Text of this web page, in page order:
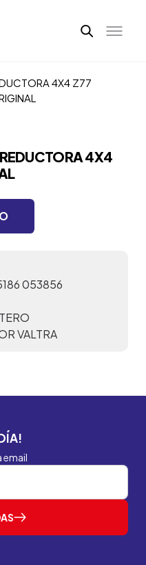
4X4 Z77
4X4
053856
VALTRA
email